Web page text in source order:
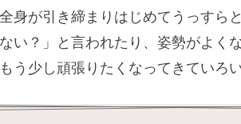
身が引き締まりはじめてうっすら
い？」と言われたり、姿勢がよく
う少し頑張りたくなってきていろ